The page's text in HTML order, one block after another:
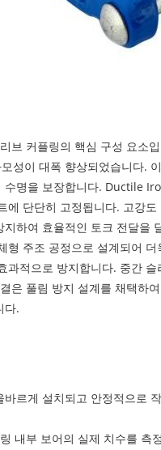
브 커플링의 핵심 구성 요소
성이 대폭 향상되었습니다.
수명을 보장합니다. Ductile
에 단단히 고정됩니다. 고강
하여 효율적인 토크 전달을
형 주조 공정으로 설계되어
과적으로 방지합니다. 중간
은 풀림 방지 설계를 채택하
다.
르게 설치되고 안정적으로
내부 보어의 실제 치수를